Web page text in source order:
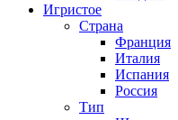
Игристое
Страна
Франция
Италия
Испания
Россия
Тип